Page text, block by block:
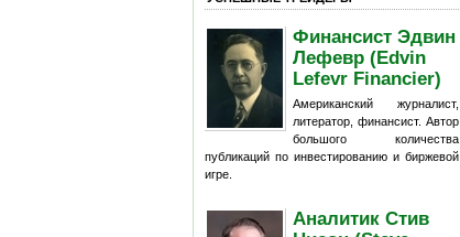
Финансист Эдвин
Лефевр (Edvin
Lefevr Financier)
Американский журналист,
литератор, финансист. Автор
большого количества
публикаций по инвестированию и биржевой
игре.
Аналитик Стив